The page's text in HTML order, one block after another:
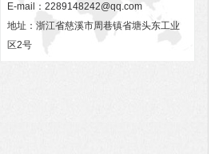
E-mail： 2289148242@qq.com
地址：浙江省慈溪市周巷镇省塘头东工业
区2号